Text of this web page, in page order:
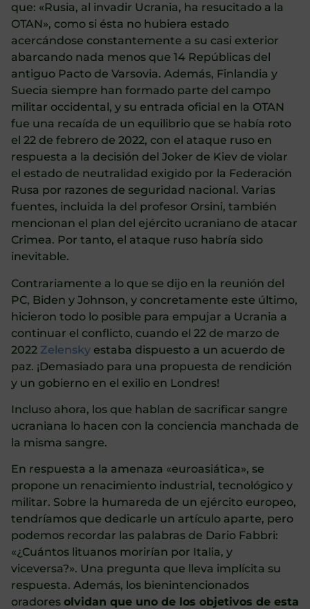
que: «Rusia, al invadir Ucrania, ha resucitado a la
OTAN», como si ésta no hubiera estado
acercándose constantemente a su casi exterior
abarcando nada menos que 14 Repúblicas del
antiguo Pacto de Varsovia. Además, Finlandia y
Suecia siempre han formado parte del campo
militar occidental, y su entrada oficial en la OTAN
fue una recaída de un equilibrio que se había roto
el 22 de febrero de 2022, con el ataque ruso en
respuesta a la decisión del Joker de Kiev de violar
el estado de neutralidad exigido por la Federación
Rusa por razones de seguridad nacional. Varias
fuentes, incluida la del profesor Orsini, también
mencionan el plan del ejército ucraniano de atacar
Crimea. Por tanto, el ataque ruso habría sido
inevitable.
Contrariamente a lo que se dijo en la reunión del
PC, Biden y Johnson, y concretamente este último,
hicieron todo lo posible para empujar a Ucrania a
continuar el conflicto, cuando el 22 de marzo de
2022 Zelensky estaba dispuesto a un acuerdo de
paz. ¡Demasiado para una propuesta de rendición
y un gobierno en el exilio en Londres!
Incluso ahora, los que hablan de sacrificar sangre
ucraniana lo hacen con la conciencia manchada de
la misma sangre.
En respuesta a la amenaza «euroasiática», se
propone un renacimiento industrial, tecnológico y
militar. Sobre la humareda de un ejército europeo,
tendríamos que dedicarle un artículo aparte, pero
podemos recordar las palabras de Dario Fabbri:
«¿Cuántos lituanos morirían por Italia, y
viceversa?». Una pregunta que lleva implícita su
respuesta. Además, los bienintencionados
oradores olvidan que uno de los objetivos de esta